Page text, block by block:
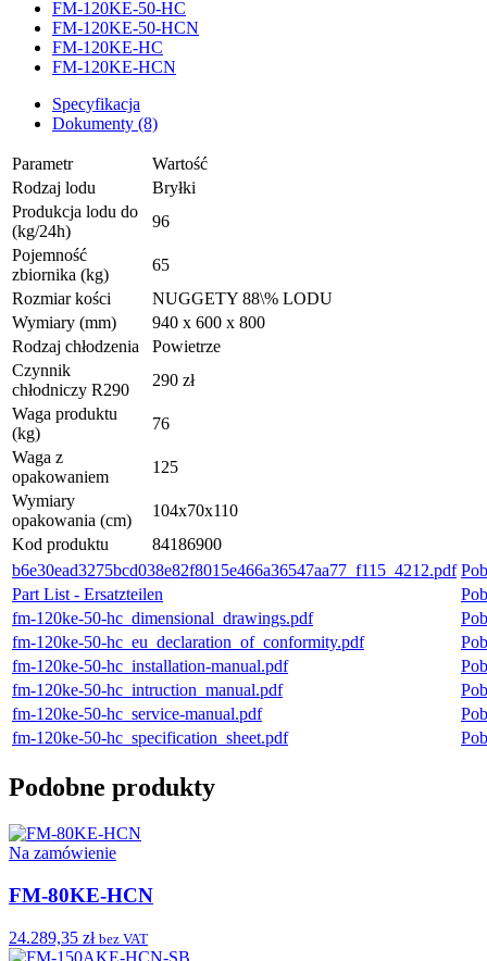
FM-120KE-50-HC
FM-120KE-50-HCN
FM-120KE-HC
FM-120KE-HCN
Specyfikacja
Dokumenty (8)
Parametr
Wartość
Rodzaj lodu
Bryłki
Produkcja lodu do
(kg/24h)
96
Pojemność
zbiornika (kg)
65
Rozmiar kości
NUGGETY 88\% LODU
Wymiary (mm)
940 x 600 x 800
Rodzaj chłodzenia
Powietrze
Czynnik
chłodniczy R290
290 zł
Waga produktu
(kg)
76
Waga z
opakowaniem
125
Wymiary
opakowania (cm)
104x70x110
Kod produktu
84186900
b6e30ead3275bcd038e82f8015e466a36547aa77_f115_4212.pdf
Part List - Ersatzteilen
fm-120ke-50-hc_dimensional_drawings.pdf
fm-120ke-50-hc_eu_declaration_of_conformity.pdf
fm-120ke-50-hc_installation-manual.pdf
fm-120ke-50-hc_intruction_manual.pdf
fm-120ke-50-hc_service-manual.pdf
fm-120ke-50-hc_specification_sheet.pdf
Podobne produkty
Na zamówienie
FM-80KE-HCN
24.289,35 zł bez VAT